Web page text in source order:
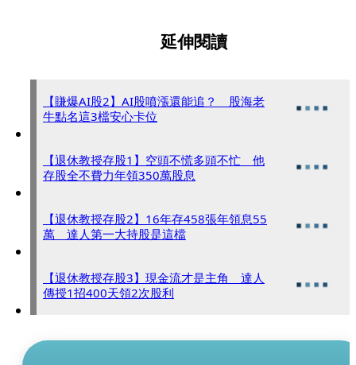
延伸閱讀
【賺爆AI股2】AI股噴漲還能追？ 股海老
牛點名這3檔安心卡位
【退休教授存股1】空頭不慌多頭不忙 他
存股全不費力年領350萬股息
【退休教授存股2】16年存458張年領息55
萬 達人第一大持股是這檔
【退休教授存股3】現金流才是主角 達人
傳授1招400天領2次股利